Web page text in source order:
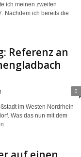
ich meinen zweiten
Nachdem ich bereits die
Referenz an
0
im Westen Nordrhein-
Was das nun mit dem